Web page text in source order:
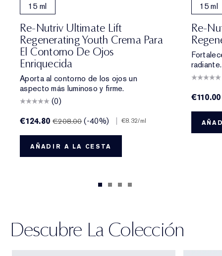
15 ml
Re-Nutriv Ultimate Lift
Regenerating Youth Crema Para
El Contorno De Ojos
Enriquecida
Aporta al contorno de los ojos un
aspecto más luminoso y firme.
(0)
€124.80€208.00 (-40%) | €8.32/ml
AÑADIR A LA CESTA
15 ml
Re-
radiante.
€110.00
Descubre La Colección